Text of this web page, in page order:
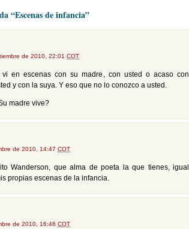
“Escenas de infancia”
de 2010, 22:01 COT
vi en escenas con su madre, con usted o acaso
y con la suya. Y eso que no lo conozco a usted.
madre vive?
de 2010, 14:47 COT
Wanderson, que alma de poeta la que tienes,
propias escenas de la infancia.
de 2010, 16:46 COT